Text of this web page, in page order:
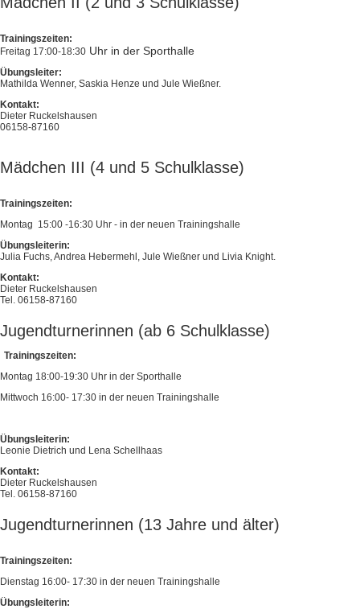
Trainingszeiten:
Freitag 17:00-18:30 Uhr in der Sporthalle
Übungsleiter:
Mathilda Wenner, Saskia Henze und Jule Wießner.
Kontakt:
Dieter Ruckelshausen
06158-87160
Mädchen III (4 und 5 Schulklasse)
Trainingszeiten:
Montag 15:00 -16:30 Uhr - in der neuen Trainingshalle
Übungsleiterin:
Julia Fuchs, Andrea Hebermehl, Jule Wießner und Livia Knight.
Kontakt:
Dieter Ruckelshausen
Tel. 06158-87160
Jugendturnerinnen (ab 6 Schulklasse)
Trainingszeiten:
Montag 18:00-19:30 Uhr in der Sporthalle
Mittwoch 16:00- 17:30 in der neuen Trainingshalle
Übungsleiterin:
Leonie Dietrich und Lena Schellhaas
Kontakt:
Dieter Ruckelshausen
Tel. 06158-87160
Jugendturnerinnen (13 Jahre und älter)
Trainingszeiten:
Dienstag 16:00- 17:30 in der neuen Trainingshalle
Übungsleiterin: